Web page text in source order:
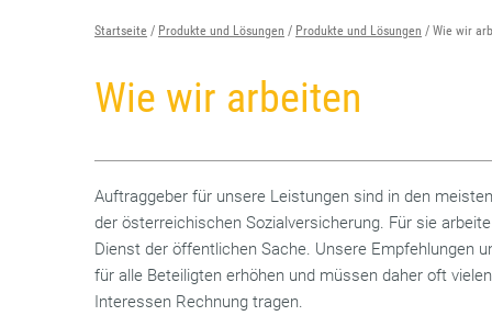
Startseite Produkte und Lösungen Produkte und Lösungen Wie wir
Wie wir arbeiten
Auftraggeber für unsere Leistungen sind in den
der österreichischen Sozialversicherung. Für sie
Dienst der öffentlichen Sache. Unsere Empfehlungen
für alle Beteiligten erhöhen und müssen daher oft
Interessen Rechnung tragen.